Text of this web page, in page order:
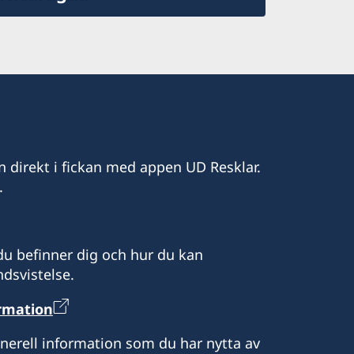
i fickan med appen UD Resklar.
befinner dig och hur du kan
information som du har nytta av